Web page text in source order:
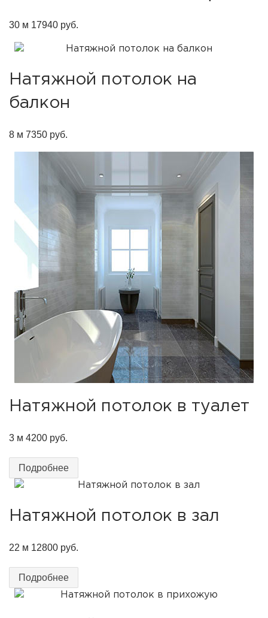
30 м 17940 руб.
Натяжной потолок на
балкон
8 м 7350 руб.
Натяжной потолок в туалет
3 м 4200 руб.
Подробнее
Натяжной потолок в зал
22 м 12800 руб.
Подробнее